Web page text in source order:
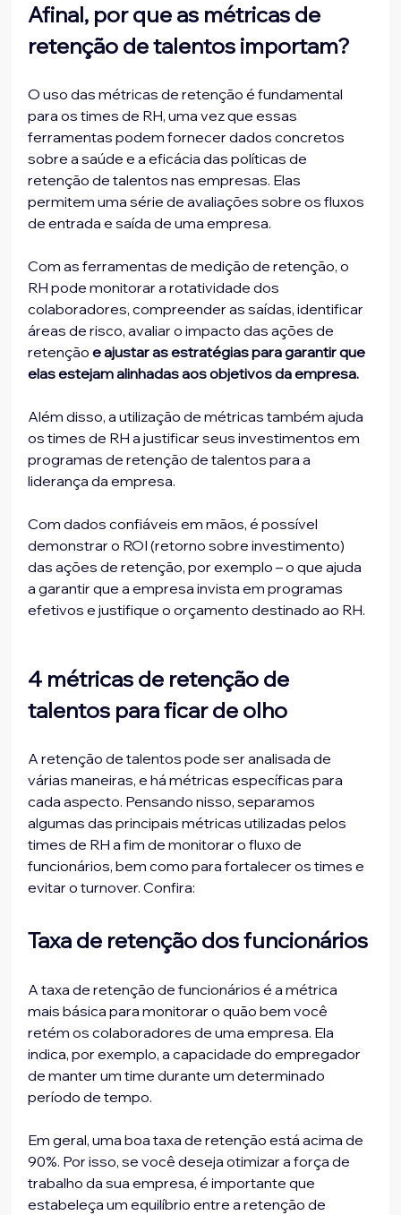
Afinal, por que as métricas de
retenção de talentos importam?
O uso das métricas de retenção é fundamental
para os times de RH, uma vez que essas
ferramentas podem fornecer dados concretos
sobre a saúde e a eficácia das políticas de
retenção de talentos nas empresas. Elas
permitem uma série de avaliações sobre os fluxos
de entrada e saída de uma empresa.
Com as ferramentas de medição de retenção, o
RH pode monitorar a rotatividade dos
colaboradores, compreender as saídas, identificar
áreas de risco, avaliar o impacto das ações de
retenção e ajustar as estratégias para garantir que
elas estejam alinhadas aos objetivos da empresa.
Além disso, a utilização de métricas também ajuda
os times de RH a justificar seus investimentos em
programas de retenção de talentos para a
liderança da empresa.
Com dados confiáveis em mãos, é possível
demonstrar o ROI (retorno sobre investimento)
das ações de retenção, por exemplo – o que ajuda
a garantir que a empresa invista em programas
efetivos e justifique o orçamento destinado ao RH.
4 métricas de retenção de
talentos para ficar de olho
A retenção de talentos pode ser analisada de
várias maneiras, e há métricas específicas para
cada aspecto. Pensando nisso, separamos
algumas das principais métricas utilizadas pelos
times de RH a fim de monitorar o fluxo de
funcionários, bem como para fortalecer os times e
evitar o turnover. Confira:
Taxa de retenção dos funcionários
A taxa de retenção de funcionários é a métrica
mais básica para monitorar o quão bem você
retém os colaboradores de uma empresa. Ela
indica, por exemplo, a capacidade do empregador
de manter um time durante um determinado
período de tempo.
Em geral, uma boa taxa de retenção está acima de
90%. Por isso, se você deseja otimizar a força de
trabalho da sua empresa, é importante que
estabeleça um equilíbrio entre a retenção de